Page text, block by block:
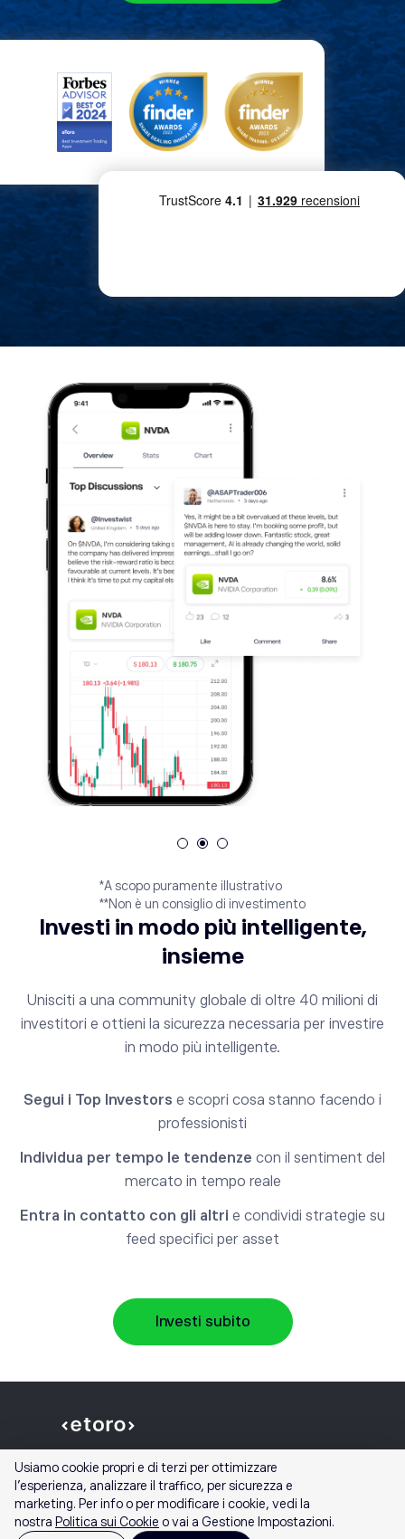
Investi in modo più intelligente,
insieme
Unisciti a una community globale di oltre 40 milioni di
investitori e ottieni la sicurezza necessaria per investire
in modo più intelligente.
Segui i Top Investors e scopri cosa stanno facendo i
professionisti
Individua per tempo le tendenze con il sentiment del
mercato in tempo reale
Entra in contatto con gli altri e condividi strategie su
feed specifici per asset
Investi subito
*A scopo puramente illustrativo
**Non è un consiglio di investimento
Usiamo cookie propri e di terzi per ottimizzare
l'esperienza, analizzare il traffico, per sicurezza e
marketing. Per info o per modificare i cookie, vedi la
nostra Politica sui Cookie o vai a Gestione Impostazioni.